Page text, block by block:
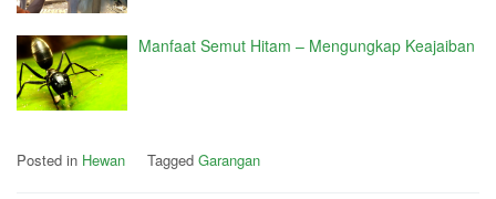
Manfaat Semut Hitam – Mengungkap Keajaiban
Posted in Hewan Tagged Garangan